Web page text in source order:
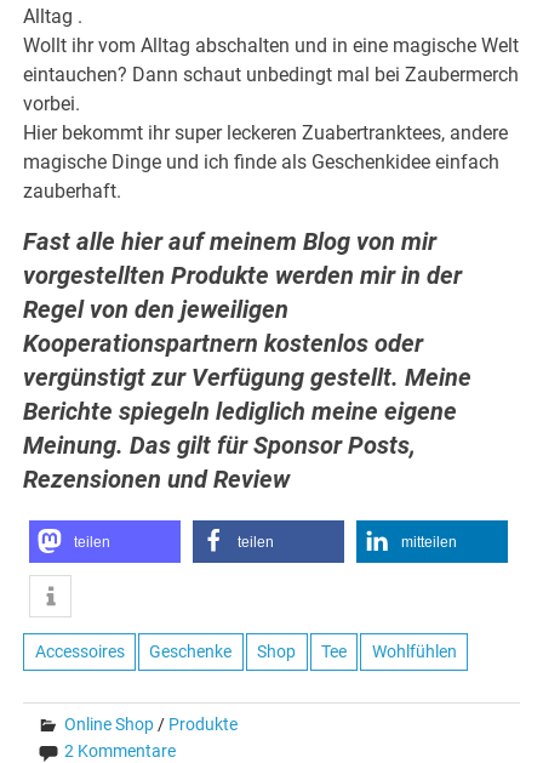
Alltag .
Wollt ihr vom Alltag abschalten und in eine magische Welt
eintauchen? Dann schaut unbedingt mal bei Zaubermerch
vorbei.
Hier bekommt ihr super leckeren Zuabertranktees, andere
magische Dinge und ich finde als Geschenkidee einfach
zauberhaft.
Fast alle hier auf meinem Blog von mir
vorgestellten Produkte werden mir in der
Regel von den jeweiligen
Kooperationspartnern kostenlos oder
vergünstigt zur Verfügung gestellt. Meine
Berichte spiegeln lediglich meine eigene
Meinung. Das gilt für Sponsor Posts,
Rezensionen und Review
teilen teilen mitteilen
Accessoires Geschenke Shop Tee Wohlfühlen
Online Shop/ Produkte
2 Kommentare